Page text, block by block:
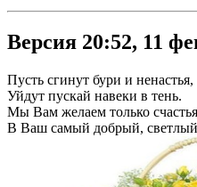
Версия 20:52, 11
Пусть сгинут бури и ненастья,
Уйдут пускай навеки в тень.
Мы Вам желаем только счастья
В Ваш самый добрый,